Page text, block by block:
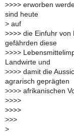
>>>> erworben
sind heute
> auf
>>>> die Einfuhr von
gefährden diese
>>>>
Landwirte und
>>>> damit die
agrarisch geprägten
>>>> afrikanischen
>>>>
>>>>
>>>
>